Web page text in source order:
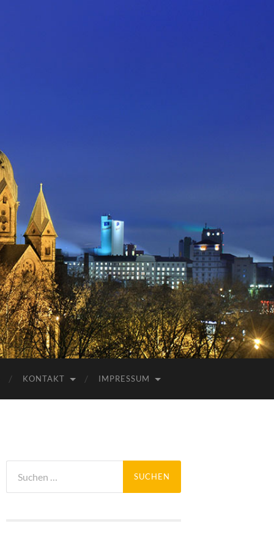
KONTAKT IMPRESSUM
nach: